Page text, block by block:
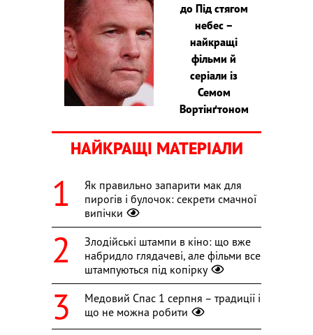
до Під стягом
небес –
найкращі
фільми й
серіали із
Семом
Вортінґтоном
НАЙКРАЩІ МАТЕРІАЛИ
Як правильно запарити мак для
пирогів і булочок: секрети смачної
випічки
Злодійські штампи в кіно: що вже
набридло глядачеві, але фільми все
штампуються під копірку
Медовий Спас 1 серпня – традиції і
що не можна робити